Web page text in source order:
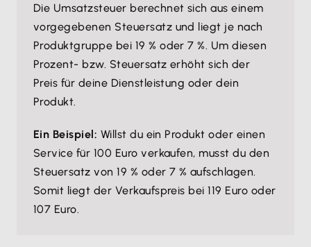
Die Umsatzsteuer berechnet sich aus einem
vorgegebenen Steuersatz und liegt je nach
Produktgruppe bei 19 % oder 7 %. Um diesen
Prozent- bzw. Steuersatz erhöht sich der
Preis für deine Dienstleistung oder dein
Produkt.
Ein Beispiel: Willst du ein Produkt oder einen
Service für 100 Euro verkaufen, musst du den
Steuersatz von 19 % oder 7 % aufschlagen.
Somit liegt der Verkaufspreis bei 119 Euro oder
107 Euro.